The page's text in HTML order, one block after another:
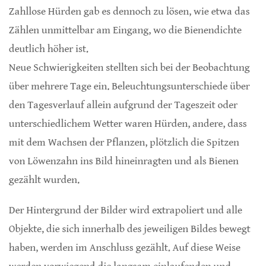
Zahllose Hürden gab es dennoch zu lösen, wie etwa das
Zählen unmittelbar am Eingang, wo die Bienendichte
deutlich höher ist.
Neue Schwierigkeiten stellten sich bei der Beobachtung
über mehrere Tage ein. Beleuchtungsunterschiede über
den Tagesverlauf allein aufgrund der Tageszeit oder
unterschiedlichem Wetter waren Hürden, andere, dass
mit dem Wachsen der Pflanzen, plötzlich die Spitzen
von Löwenzahn ins Bild hineinragten und als Bienen
gezählt wurden.
Der Hintergrund der Bilder wird extrapoliert und alle
Objekte, die sich innerhalb des jeweiligen Bildes bewegt
haben, werden im Anschluss gezählt. Auf diese Weise